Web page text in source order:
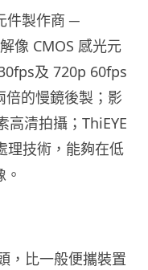
件製作商 ─
像 CMOS 感光元
及 720p 60fps
倍的慢鏡後製；影
高清拍攝；ThiEYE
理技術，能夠在低
，比一般便攜裝置